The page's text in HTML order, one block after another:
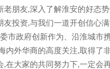
朋友,深入了解淮安的好态
投资,与我们一道开创信心满
市政府创新作为、沿淮城市
内外华商的高度关注,取得了
在大家的共同努力下,一定会